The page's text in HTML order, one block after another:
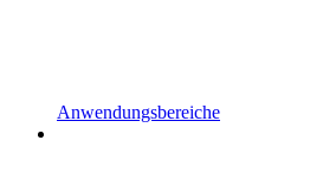
Anwendungsbereiche